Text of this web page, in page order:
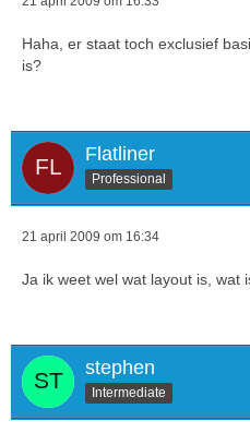
Haha, er staat toch exclusief
is?
Flatliner
Professional
21 april 2009 om 16:34
Ja ik weet wel wat layout is, wat
stephen
Intermediate